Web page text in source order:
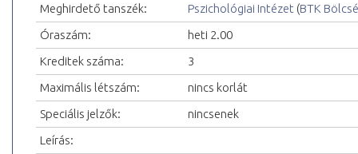
Meghirdető tanszék:
Pszichológiai Intézet (BTK
Óraszám:
heti 2.00
Kreditek száma:
3
Maximális létszám:
nincs korlát
Speciális jelzők:
nincsenek
Leírás: